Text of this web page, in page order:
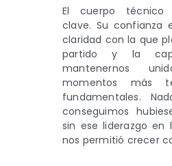
El cuerpo
clave. Su confianza
claridad con la que
partido y la
mantenernos
momentos más
fundamentales.
conseguimos
sin ese liderazgo en
nos permitió crecer